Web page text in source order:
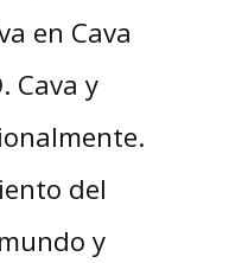
en Cava
Cava y
del
y